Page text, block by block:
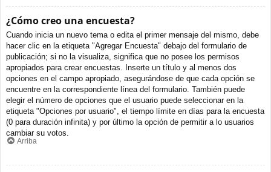
¿Cómo creo una encuesta?
Cuando inicia un nuevo tema o edita el primer mensaje del mismo, debe
hacer clic en la etiqueta "Agregar Encuesta" debajo del formulario de
publicación; si no la visualiza, significa que no posee los permisos
apropiados para crear encuestas. Inserte un título y al menos dos
opciones en el campo apropiado, asegurándose de que cada opción se
encuentre en la correspondiente línea del formulario. También puede
elegir el número de opciones que el usuario puede seleccionar en la
etiqueta "Opciones por usuario", el tiempo límite en días para la encuesta
(0 para duración infinita) y por último la opción de permitir a lo usuarios
cambiar su votos.
Arriba